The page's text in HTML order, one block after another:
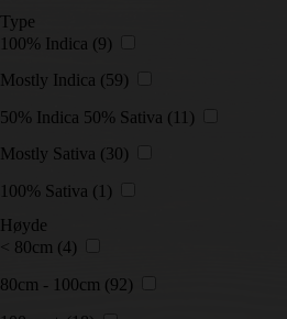
Type
100% Indica (9)
Mostly Indica (59)
50% Indica 50% Sativa (11)
Mostly Sativa (30)
100% Sativa (1)
Høyde
< 80cm (4)
80cm - 100cm (92)